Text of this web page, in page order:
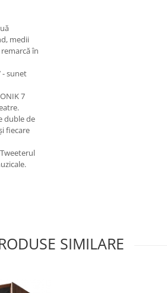
medii
în
- sunet
7
duble de
fiecare
SIMILARE